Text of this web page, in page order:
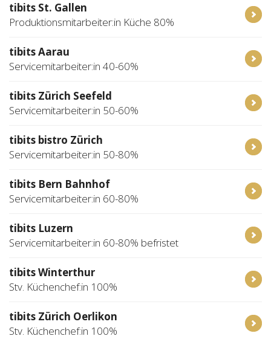
tibits St. Gallen
Produktionsmitarbeiter:in Küche 80%
tibits Aarau
Servicemitarbeiter:in 40-60%
tibits Zürich Seefeld
Servicemitarbeiter:in 50-60%
tibits bistro Zürich
Servicemitarbeiter:in 50-80%
tibits Bern Bahnhof
Servicemitarbeiter:in 60-80%
tibits Luzern
Servicemitarbeiter:in 60-80% befristet
tibits Winterthur
Stv. Küchenchef:in 100%
tibits Zürich Oerlikon
Stv. Küchenchef:in 100%